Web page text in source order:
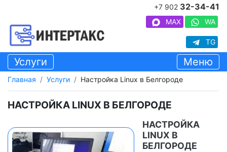
+7 902 32-34-41
MAX WA
TG
Услуги Меню
Главная Услуги Настройка Linux в Белгороде
НАСТРОЙКА LINUX В БЕЛГОРОДЕ
НАСТРОЙКА
LINUX В
БЕЛГОРОДЕ